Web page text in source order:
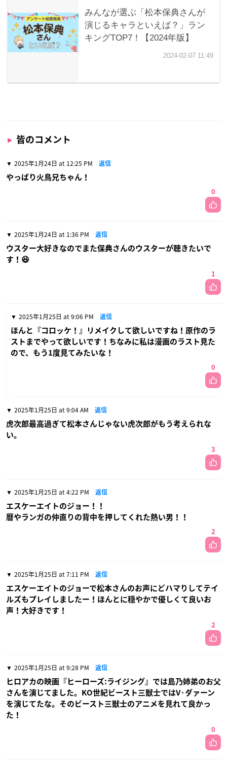
皆のコメント
2025年1月24日 at 12:25 PM 返信
やっぱり火鳥兄ちゃん！
0
2025年1月24日 at 1:36 PM 返信
ウスター大好きなのでまた保典さんのウスターが聴きたいで
す！😆
1
2025年1月25日 at 9:06 PM 返信
ほんと『コロッケ！』リメイクして欲しいですね！原作のラ
ストまでやって欲しいです！ちなみに私は漫画のラスト見た
ので、もう1度見てみたいな！
0
2025年1月25日 at 9:04 AM 返信
虎次郎最高過ぎて松本さんじゃない虎次郎がもう考えられな
い。
3
2025年1月25日 at 4:22 PM 返信
エスケーエイトのジョー！！
暦やランガの仲直りの背中を押してくれた熱い男！！
2
2025年1月25日 at 7:11 PM 返信
エスケーエイトのジョーで松本さんのお声にどハマりしてテイ
ルズもプレイしましたー！ほんとに穏やかで優しくて良いお
声！大好きです！
2
2025年1月25日 at 9:28 PM 返信
ヒロアカの映画『ヒーローズ:ライジング』では島乃姉弟のお父
さんを演じてました。KO世紀ビースト三獣士ではV·ダァーン
を演じてたな。そのビースト三獣士のアニメを見れて良かっ
た！
0